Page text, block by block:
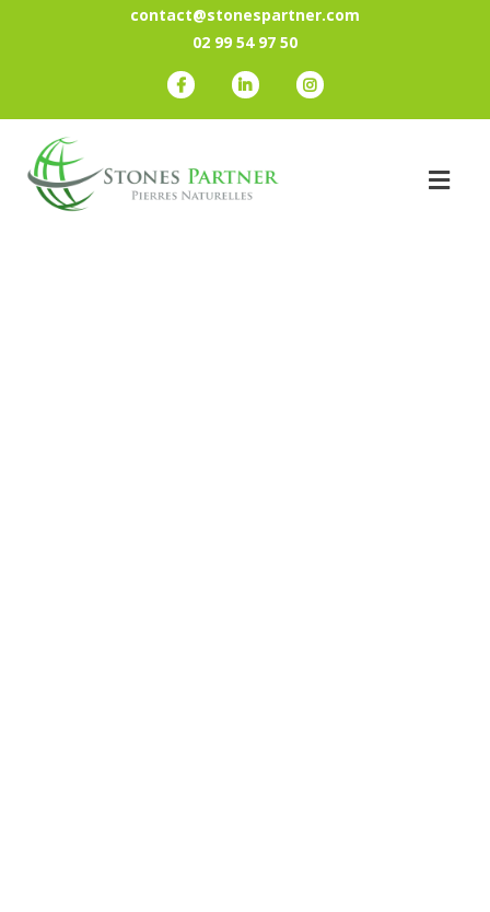
contact@stonespartner.com
02 99 54 97 50